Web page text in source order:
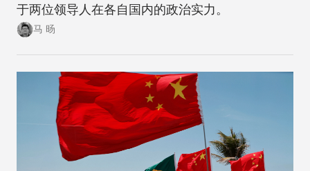
于两位领导人在各自国内的政治实力。
马 旸